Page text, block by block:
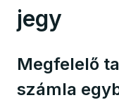
jegy
Megfelelő
számla